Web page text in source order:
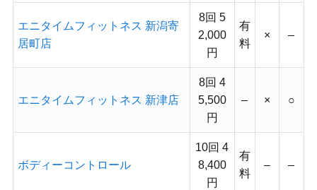
エニタイムフィットネス 新潟寄
居町店
8回 5
2,000
円
有
料
× –
エニタイムフィットネス 新津店
8回 4
5,500
円
– × ○
ボディーコントロール
10回 4
8,400
円
有
料
– –